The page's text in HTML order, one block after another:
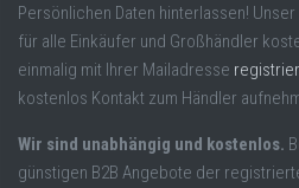
Persönlichen Daten hinterlassen!
für alle Einkäufer und Großhändler
einmalig mit Ihrer Mailadresse
kostenlos Kontakt zum Händler
Wir sind unabhängig und kostenlos.
günstigen B2B Angebote der